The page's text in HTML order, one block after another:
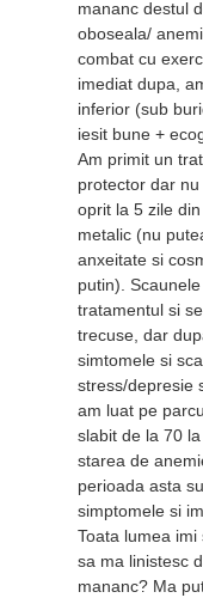
mananc destul
oboseala/
combat cu
imediat dupa,
inferior (sub
iesit bune +
Am primit un
protector dar
oprit la 5 zile
metalic (nu
anxeitate si
putin).
tratamentul si
trecuse, dar
simtomele si
stress/depresie
am luat pe
slabit de la 70
starea de
perioada asta
simptomele si
Toata lumea
sa ma linistesc
mananc? Ma